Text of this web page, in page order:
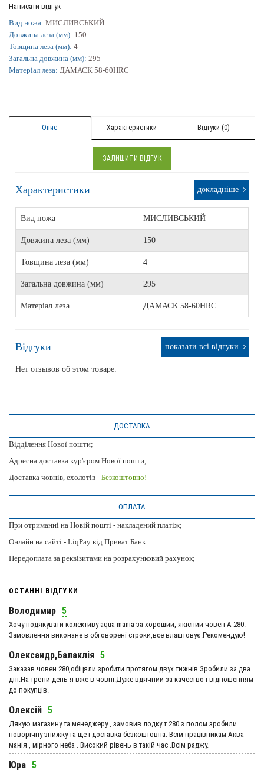
Написати відгук
Вид ножа: МИСЛИВСЬКИЙ
Довжина леза (мм): 150
Товщина леза (мм): 4
Загальна довжина (мм): 295
Матеріал леза: ДАМАСК 58-60HRC
ЗАЛИШИТИ ВІДГУК
Опис Характеристики Відгуки (0)
Характеристики докладніше
Вид ножа МИСЛИВСЬКИЙ
Довжина леза (мм) 150
Товщина леза (мм) 4
Загальна довжина (мм) 295
Матеріал леза ДАМАСК 58-60HRC
Відгуки показати всі відгуки
Нет отзывов об этом товаре.
ДОСТАВКА
Відділення Нової пошти;
Адресна доставка кур'єром Нової пошти;
Доставка човнів, ехолотів - Безкоштовно!
ОПЛАТА
При отриманні на Новій пошті - накладений платіж;
Онлайн на сайті - LiqPay від Приват Банк
Передоплата за реквізитами на розрахунковий рахунок;
ОСТАННІ ВІДГУКИ
Володимир 5
Хочу подякувати колективу aqua mania за хороший, якісний човен А-280.
Замовлення виконане в обговорені строки,все влаштовує.Рекомендую!
Олександр,Балаклія 5
Заказав човен 280,обіцяли зробити протягом двух тижнів.Зробили за два
дні.На третій день я вже в човні.Дуже вдячний за качество і відношенням
до покупців.
Олексій 5
Дякую магазину та менеджеру , замовив лодку т 280 з полом зробили
новорічну знижку та ще і доставка безкоштовна. Всім працівникам Аква
манія , мірного неба . Високий рівень в такій час .Всім раджу.
Юра 5